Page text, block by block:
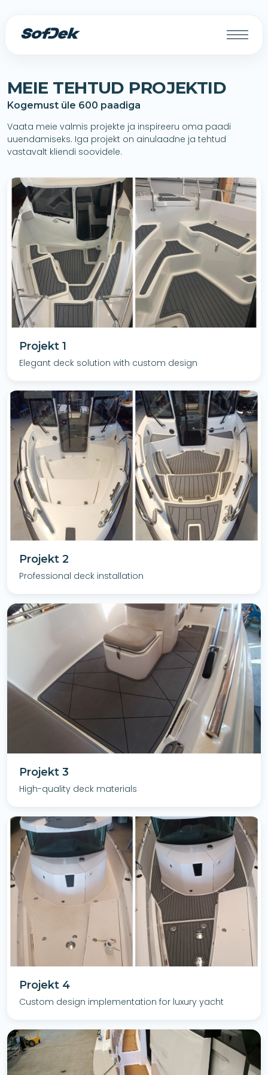
MEIE TEHTUD PROJEKTID
Kogemust üle 600 paadiga
Vaata meie valmis projekte ja inspireeru oma paadi
uuendamiseks. Iga projekt on ainulaadne ja tehtud
vastavalt kliendi soovidele.
Projekt 1
Elegant deck solution with custom design
Projekt 2
Professional deck installation
Projekt 3
High-quality deck materials
Projekt 4
Custom design implementation for luxury yacht